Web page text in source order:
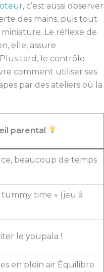
, c’est aussi observer
des mains, puis tout
Le réflexe de
elle, assure
tard, le contrôle
comment utiliser ses
par des ateliers où la
parental
beaucoup de temps
time » (jeu à
le youpala !
en plein air Équilibre